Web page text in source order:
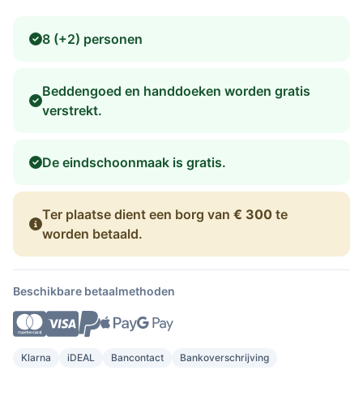
8 (+2) personen
Beddengoed en handdoeken worden gratis
verstrekt.
De eindschoonmaak is gratis.
Ter plaatse dient een borg van € 300 te
worden betaald.
Beschikbare betaalmethoden
Klarna iDEAL Bancontact Bankoverschrijving